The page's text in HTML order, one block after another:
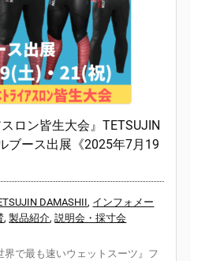
ロン皆生大会』TETSUJIN
ブース出展《2025年7月19
DAMASHII, インフォメー
,製品紹介,説明会・採寸会
で最も速いウェットスーツ』フ